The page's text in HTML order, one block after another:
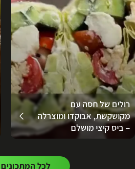
רולים של חסה עם
מקושקשת, אבוקדו ומוצרלה
– ביס קיצי מושלם
לכל המתכונים